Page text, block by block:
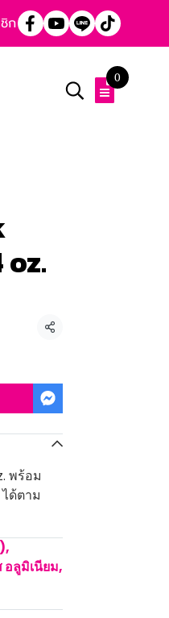
ก
0
แชร์
พร้อม
ด้ตาม
,
อลูมิเนียม,